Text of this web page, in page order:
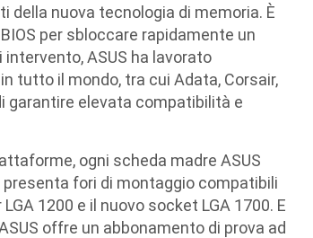
della nuova tecnologia di memoria. È
per sbloccare rapidamente un
ASUS ha lavorato
tutto il mondo, tra cui Adata, Corsair,
garantire elevata compatibilità e
ogni scheda madre ASUS
fori di montaggio compatibili
1200 e il nuovo socket LGA 1700. E
offre un abbonamento di prova ad